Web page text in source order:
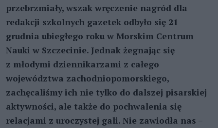
przebrzmiały, wszak wręczenie nagród dla
redakcji szkolnych gazetek odbyło się 21
grudnia ubiegłego roku w Morskim Centrum
Nauki w Szczecinie. Jednak żegnając się
z młodymi dziennikarzami z całego
województwa zachodniopomorskiego,
zachęcaliśmy ich nie tylko do dalszej pisarskiej
aktywności, ale także do pochwalenia się
relacjami z uroczystej gali. Nie zawiodła nas –